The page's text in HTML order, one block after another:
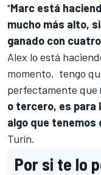
"Marc está
mucho más alto,
ganado con
Alex lo está
momento, tengo
perfectamente que
o tercero, es para
algo que tenemos
Turín.
Por si te lo